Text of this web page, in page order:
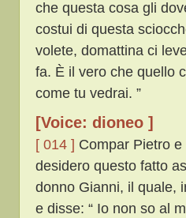
che questa cosa gli
costui di questa
volete, domattina ci
fa. È il vero che quello
come tu vedrai. ”
[Voice: dioneo ]
[ 014 ] Compar Pietro
desidero questo fatto
donno Gianni, il quale,
e disse: “ Io non so al